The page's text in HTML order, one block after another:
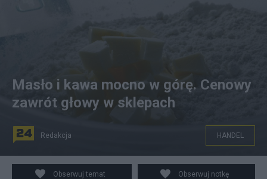
Masło i kawa mocno w górę. Cenowy
zawrót głowy w sklepach
Redakcja HANDEL
Obserwuj temat Obserwuj notkę